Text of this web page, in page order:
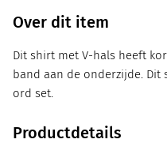
Over dit item
Dit shirt met V-hals heeft
band aan de onderzijde.
ord set.
Productdetails